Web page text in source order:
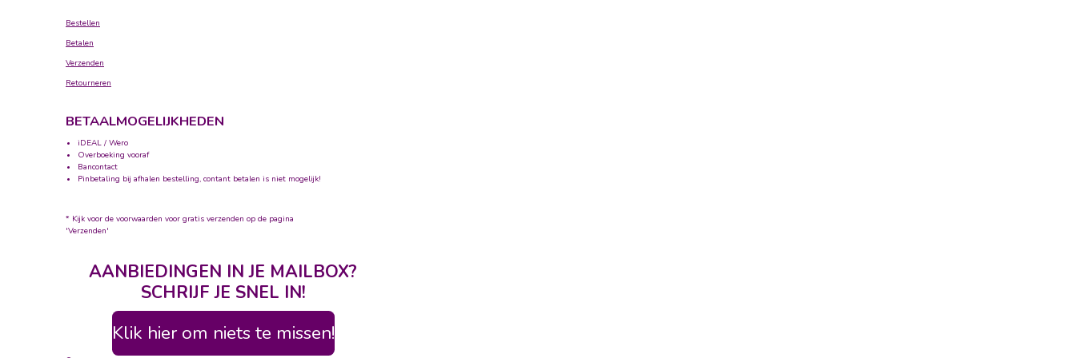
Bestellen
Betalen
Verzenden
Retourneren
BETAALMOGELIJKHEDEN
iDEAL / Wero
Overboeking vooraf
Bancontact
Pinbetaling bij afhalen bestelling, contant betalen is niet mogelijk!
* Kijk voor de voorwaarden voor gratis verzenden op de pagina
'Verzenden'
AANBIEDINGEN IN JE MAILBOX?
SCHRIJF JE SNEL IN!
Klik hier om niets te missen!